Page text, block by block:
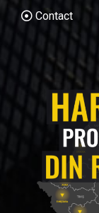
Contact